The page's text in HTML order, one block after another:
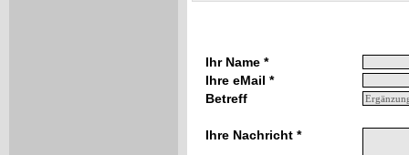
Ihr Name *
Ihre eMail *
Betreff
Ihre Nachricht *